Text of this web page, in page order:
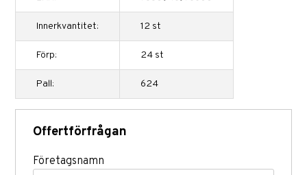
Innerkvantitet: 12 st
Förp: 24 st
Pall: 624
Offertförfrågan
Företagsnamn